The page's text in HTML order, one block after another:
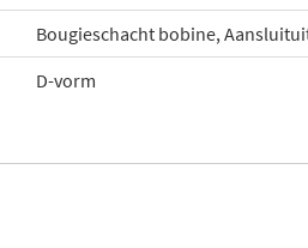
Bougieschacht bobine,
D-vorm